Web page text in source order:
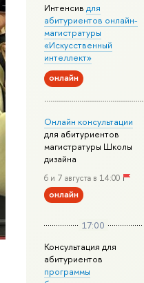
Интенсив для
абитуриентов онлайн-
магистратуры
«Искусственный
интеллект»
онлайн
Онлайн консультации
для абитуриентов
магистратуры Школы
дизайна
6 и 7 августа в 14:00
онлайн
17:00
Консультация для
абитуриентов
программы